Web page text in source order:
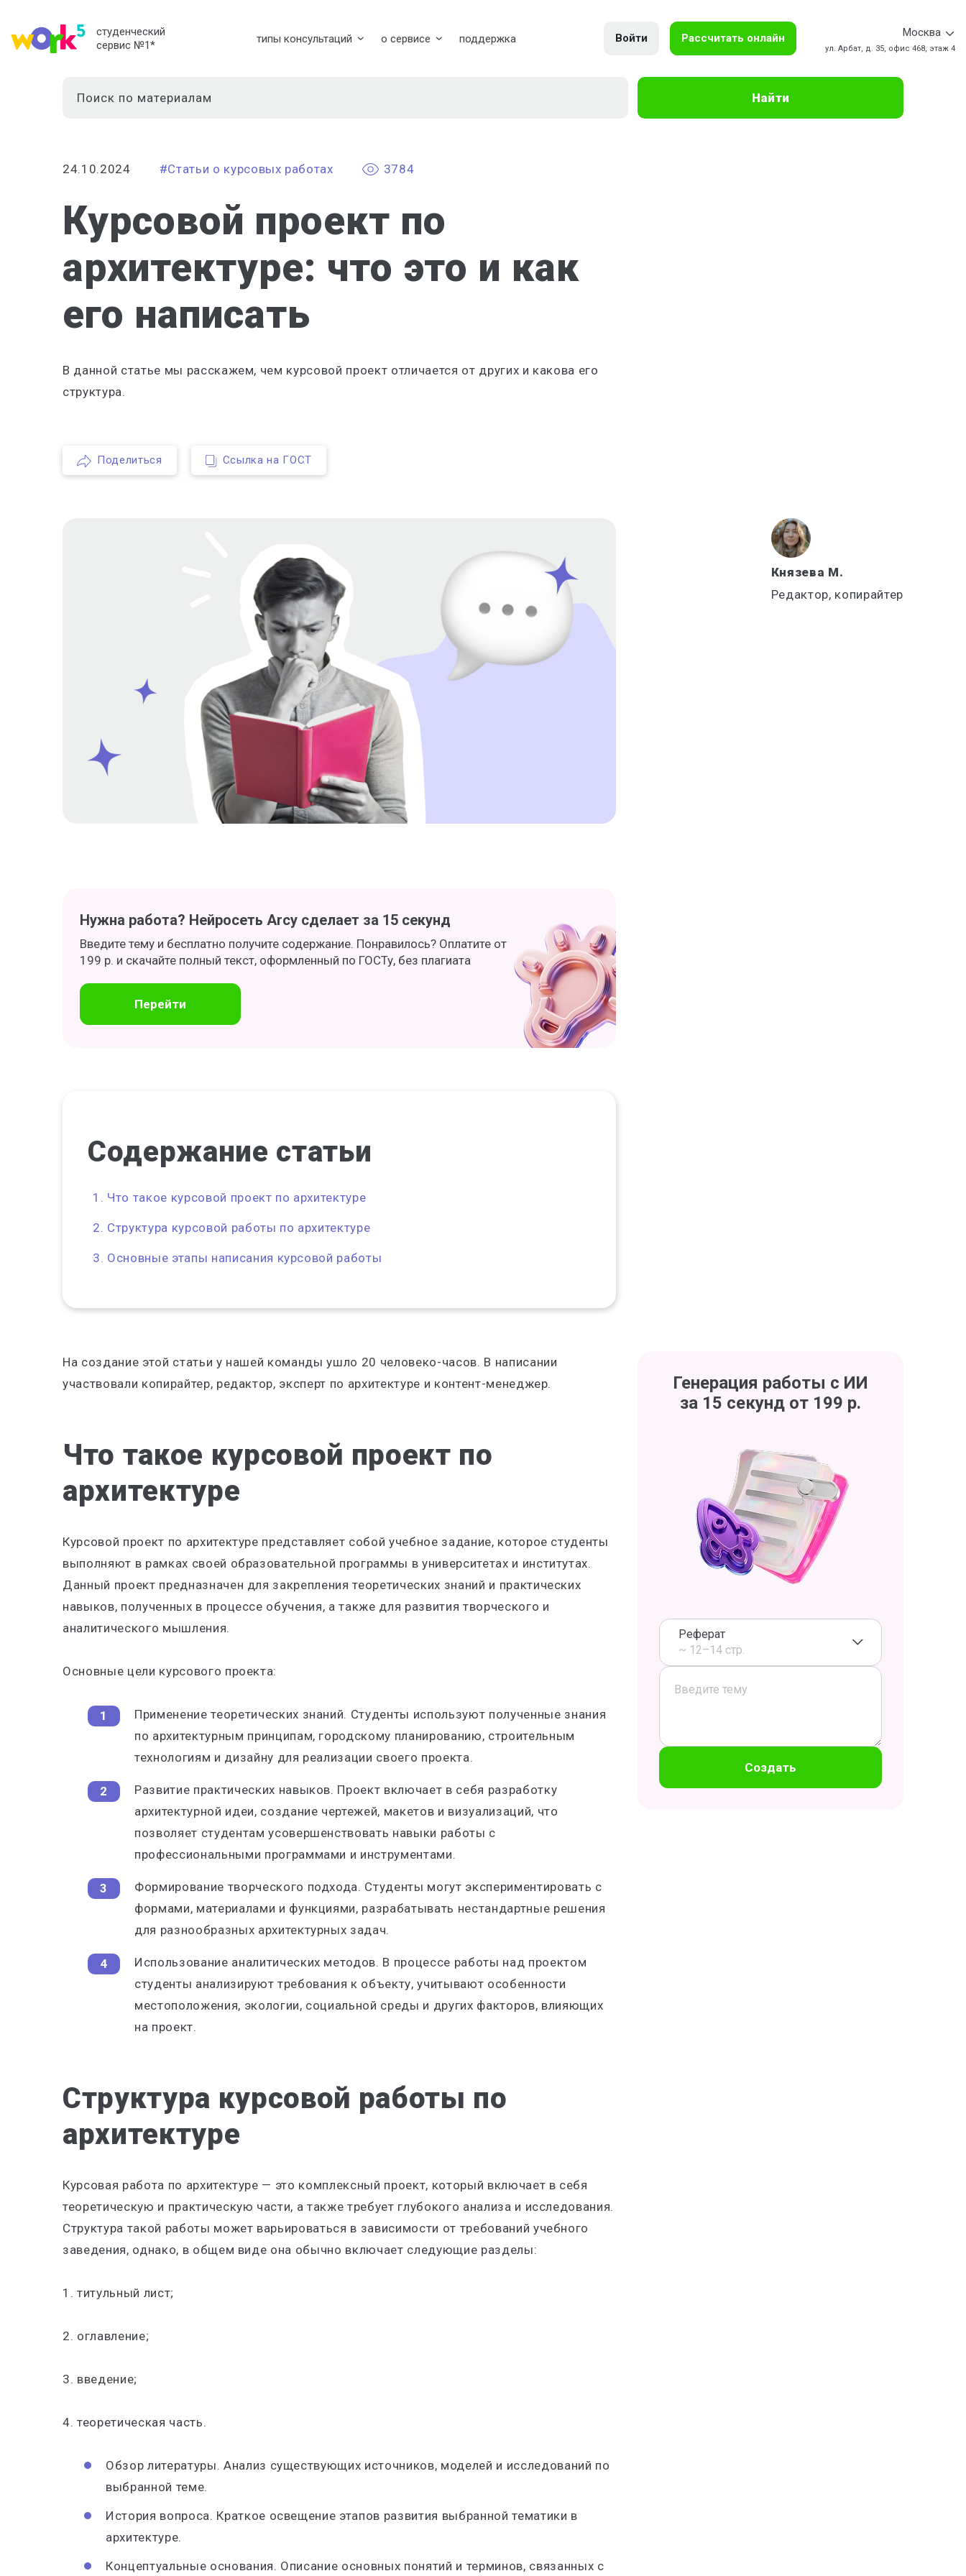
студенческий
сервис №1* типы консультаций о сервисе поддержка Войти Рассчитать онлайн Москва
ул. Арбат, д. 35, офис 468, этаж 4
Найти
24.10.2024 #Статьи о курсовых работах 3784
Курсовой проект по
архитектуре: что это и как
его написать
В данной статье мы расскажем, чем курсовой проект отличается от других и какова его
структура.
Поделиться Ссылка на ГОСТ
Князева М.
Редактор, копирайтер
Нужна работа? Нейросеть Arcy сделает за 15 секунд
Введите тему и бесплатно получите содержание. Понравилось? Оплатите от
199 р. и скачайте полный текст, оформленный по ГОСТу, без плагиата
Перейти
Содержание статьи
Что такое курсовой проект по архитектуре
Структура курсовой работы по архитектуре
Основные этапы написания курсовой работы
На создание этой статьи у нашей команды ушло 20 человеко-часов. В написании
участвовали копирайтер, редактор, эксперт по архитектуре и контент-менеджер.
Что такое курсовой проект по
архитектуре
Курсовой проект по архитектуре представляет собой учебное задание, которое студенты
выполняют в рамках своей образовательной программы в университетах и институтах.
Данный проект предназначен для закрепления теоретических знаний и практических
навыков, полученных в процессе обучения, а также для развития творческого и
аналитического мышления.
Основные цели курсового проекта:
Применение теоретических знаний. Студенты используют полученные знания
по архитектурным принципам, городскому планированию, строительным
технологиям и дизайну для реализации своего проекта.
Развитие практических навыков. Проект включает в себя разработку
архитектурной идеи, создание чертежей, макетов и визуализаций, что
позволяет студентам усовершенствовать навыки работы с
профессиональными программами и инструментами.
Формирование творческого подхода. Студенты могут экспериментировать с
формами, материалами и функциями, разрабатывать нестандартные решения
для разнообразных архитектурных задач.
Использование аналитических методов. В процессе работы над проектом
студенты анализируют требования к объекту, учитывают особенности
местоположения, экологии, социальной среды и других факторов, влияющих
на проект.
Структура курсовой работы по
архитектуре
Курсовая работа по архитектуре — это комплексный проект, который включает в себя
теоретическую и практическую части, а также требует глубокого анализа и исследования.
Структура такой работы может варьироваться в зависимости от требований учебного
заведения, однако, в общем виде она обычно включает следующие разделы:
1. титульный лист;
2. оглавление;
3. введение;
4. теоретическая часть.
Обзор литературы. Анализ существующих источников, моделей и исследований по
выбранной теме.
История вопроса. Краткое освещение этапов развития выбранной тематики в
архитектуре.
Концептуальные основания. Описание основных понятий и терминов, связанных с
Генерация работы с ИИ
за 15 секунд от 199 р.
Реферат
~ 12–14 стр.
Создать